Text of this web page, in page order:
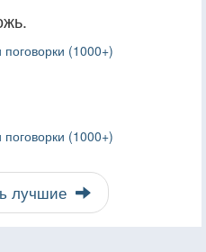
(1000+)
(1000+)
лучшие